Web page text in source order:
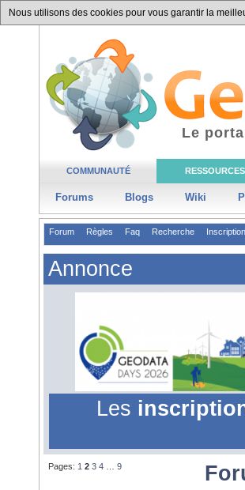
Nous utilisons des cookies pour vous garantir la
COMMUNAUTÉ RESSOURCES
Forums Blogs Wiki
Le
Forum Règles Faq Recherche Inscription
Annonce
Les
Pages: 1 2 3 4 9